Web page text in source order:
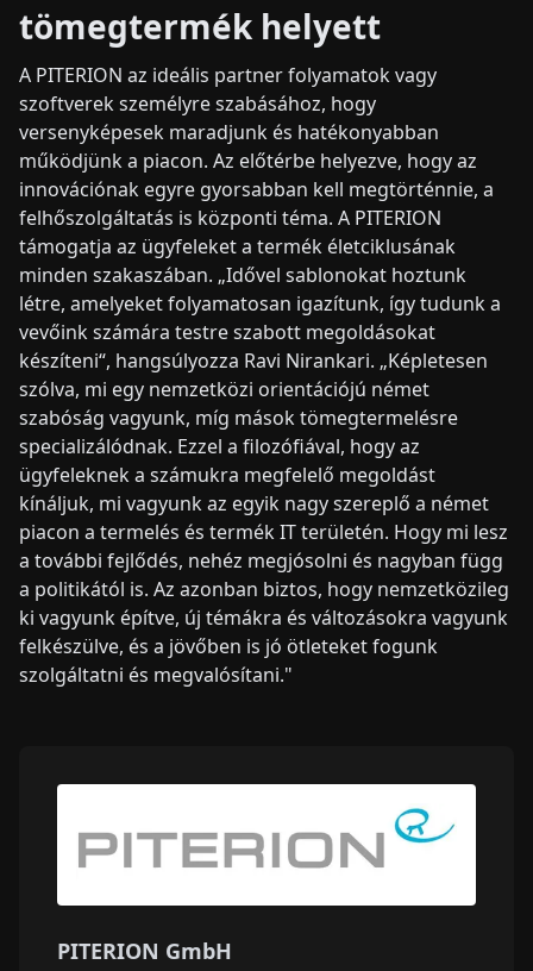
tömegtermék helyett
A PITERION az ideális partner folyamatok vagy
szoftverek személyre szabásához, hogy
versenyképesek maradjunk és hatékonyabban
működjünk a piacon. Az előtérbe helyezve, hogy az
innovációnak egyre gyorsabban kell megtörténnie, a
felhőszolgáltatás is központi téma. A PITERION
támogatja az ügyfeleket a termék életciklusának
minden szakaszában. „Idővel sablonokat hoztunk
létre, amelyeket folyamatosan igazítunk, így tudunk a
vevőink számára testre szabott megoldásokat
készíteni“, hangsúlyozza Ravi Nirankari. „Képletesen
szólva, mi egy nemzetközi orientációjú német
szabóság vagyunk, míg mások tömegtermelésre
specializálódnak. Ezzel a filozófiával, hogy az
ügyfeleknek a számukra megfelelő megoldást
kínáljuk, mi vagyunk az egyik nagy szereplő a német
piacon a termelés és termék IT területén. Hogy mi lesz
a további fejlődés, nehéz megjósolni és nagyban függ
a politikától is. Az azonban biztos, hogy nemzetközileg
ki vagyunk építve, új témákra és változásokra vagyunk
felkészülve, és a jövőben is jó ötleteket fogunk
szolgáltatni és megvalósítani."
PITERION GmbH